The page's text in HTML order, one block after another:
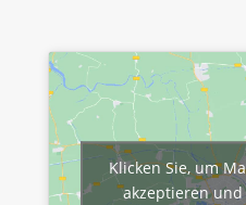
Klicken Sie, um
akzeptieren